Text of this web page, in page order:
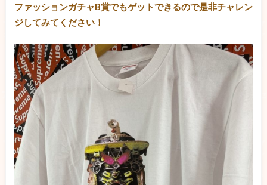
ファッションガチャB賞でもゲットできるので是非チャレン
ジしてみてください！